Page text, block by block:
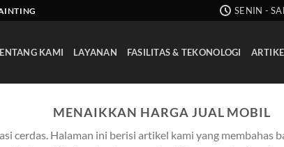
SENIN -
KAMI LAYANAN FASILITAS & TEKONOLOGI
MENAIKKAN HARGA JUAL MOBIL
cerdas. Halaman ini berisi artikel kami yang membahas